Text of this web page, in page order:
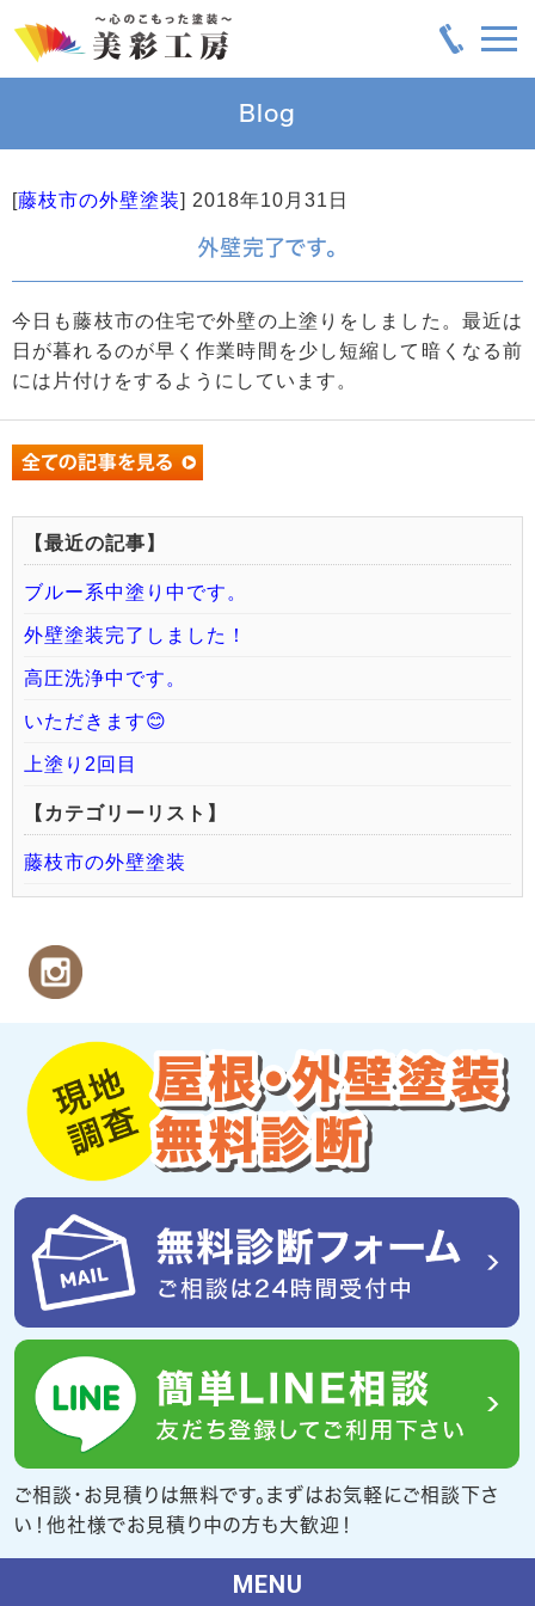
Blog
[藤枝市の外壁塗装] 2018年10月31日
外壁完了です。
今日も藤枝市の住宅で外壁の上塗りをしました。最近は
日が暮れるのが早く作業時間を少し短縮して暗くなる前
には片付けをするようにしています。
【最近の記事】
ブルー系中塗り中です。
外壁塗装完了しました！
高圧洗浄中です。
いただきます😊
上塗り2回目
【カテゴリーリスト】
藤枝市の外壁塗装
ご相談・お見積りは無料です。まずはお気軽にご相談下さ
い！他社様でお見積り中の方も大歓迎！
MENU